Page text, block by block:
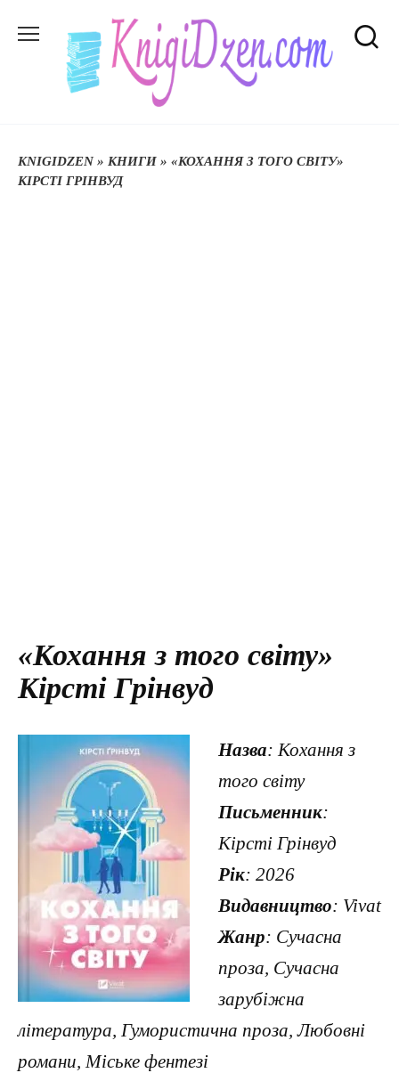
до
KNIGIDZEN» КНИГИ » «КОХАННЯ З ТОГО СВІТУ»
КІРСТІ ГРІНВУД
«Кохання з того світу»
Кірсті Грінвуд
Назва: Кохання з
того світу
Письменник:
Кірсті Грінвуд
Рік: 2026
Видавництво: Vivat
Жанр: Сучасна
проза, Сучасна
зарубіжна
література, Гумористична проза, Любовні
романи, Міське фентезі